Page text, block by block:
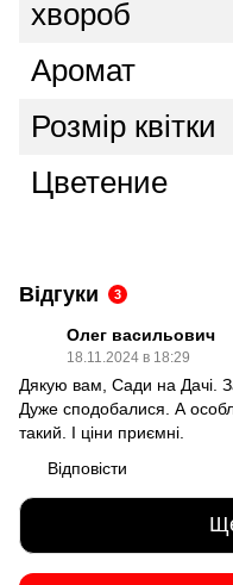
хвороб
Аромат
Розмір квітки
Цветение
Відгуки 3
Олег васильович
18.11.2024 в 18:29
Дякую вам, Сади на Дачі.
Дуже сподобалися. А
такий. І ціни приємні.
Відповісти